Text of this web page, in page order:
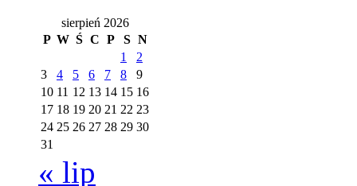
sierpień 2026
P W Ś C P S N
1
2
3
4 5 6 7 8
9
10 11 12 13 14 15 16
17 18 19 20 21 22 23
24 25 26 27 28 29 30
31
« lip